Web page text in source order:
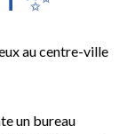
au centre-ville
un bureau